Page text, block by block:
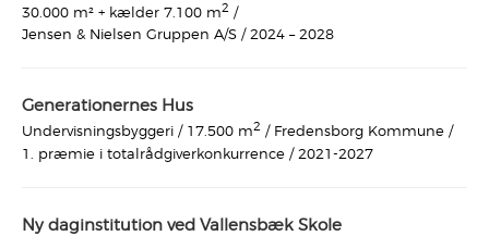
30.000 m² + kælder 7.100 m2 /
Jensen & Nielsen Gruppen A/S / 2024 – 2028
Generationernes Hus
Undervisningsbyggeri / 17.500 m2 / Fredensborg Kommune /
1. præmie i totalrådgiverkonkurrence / 2021-2027
Ny daginstitution ved Vallensbæk Skole